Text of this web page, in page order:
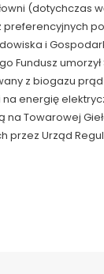
(dotychczas
preferencyjnych
i
Fundusz
z biogazu
energię
na Towarowej
przez Urząd